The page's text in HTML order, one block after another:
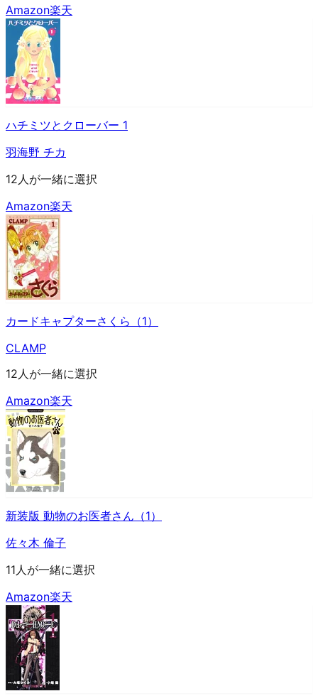
Amazon楽天
ハチミツとクローバー 1
羽海野 チカ
12人が一緒に選択
Amazon楽天
カードキャプターさくら（1）
CLAMP
12人が一緒に選択
Amazon楽天
新装版 動物のお医者さん（1）
佐々木 倫子
11人が一緒に選択
Amazon楽天